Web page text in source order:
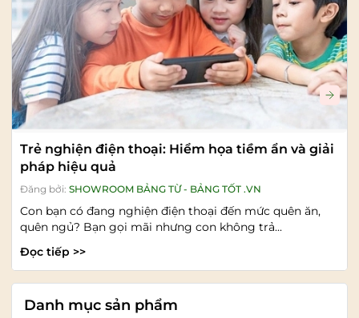
Trẻ nghiện điện thoại: Hiểm họa tiềm ẩn và giải
pháp hiệu quả
Đăng bởi: SHOWROOM BẢNG TỪ - BẢNG TỐT .VN
Con bạn có đang nghiện điện thoại đến mức quên ăn,
quên ngủ? Bạn gọi mãi nhưng con không trả...
Đọc tiếp >>
Danh mục sản phẩm